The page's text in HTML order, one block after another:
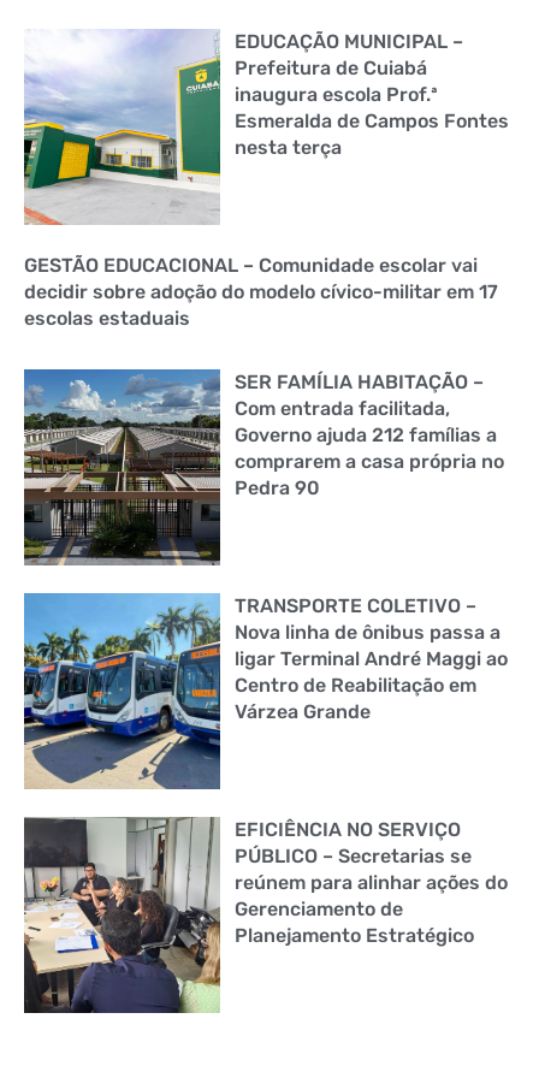
EDUCAÇÃO MUNICIPAL –
Prefeitura de Cuiabá
inaugura escola Prof.ª
Esmeralda de Campos Fontes
nesta terça
GESTÃO EDUCACIONAL – Comunidade escolar vai
decidir sobre adoção do modelo cívico-militar em 17
escolas estaduais
SER FAMÍLIA HABITAÇÃO –
Com entrada facilitada,
Governo ajuda 212 famílias a
comprarem a casa própria no
Pedra 90
TRANSPORTE COLETIVO –
Nova linha de ônibus passa a
ligar Terminal André Maggi ao
Centro de Reabilitação em
Várzea Grande
EFICIÊNCIA NO SERVIÇO
PÚBLICO – Secretarias se
reúnem para alinhar ações do
Gerenciamento de
Planejamento Estratégico